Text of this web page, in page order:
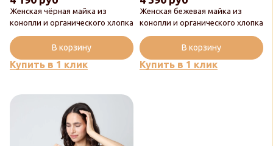
Женская чёрная майка из
конопли и органического хлопка
Купить в 1 клик
В корзину
Женская бежевая майка из
конопли и органического хлопка
Купить в 1 клик
В корзину